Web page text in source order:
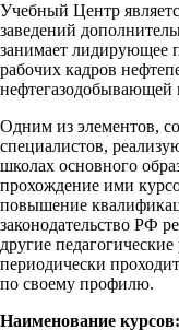
Учебный Центр
заведений
занимает лидирующее
рабочих кадров
Одним из элементов,
специалистов,
школах основного
прохождение ими
повышение
законодательство РФ
другие
периодически
по своему профилю.
Наименование курсов: